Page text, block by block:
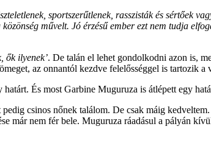
sportszerűtlenek, rasszisták és sértőek
művelt. Jó érzésű ember ezt nem tudja
ők ilyenek’. De talán el lehet gondolkodni azon is,
az onnantól kezdve felelősséggel is tartozik a
És most Garbine Muguruza is átlépett egy
csinos nőnek találom. De csak máig
már nem fér bele. Muguruza ráadásul a pályán